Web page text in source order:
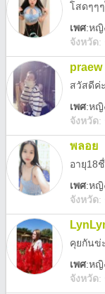
โสดๆๆ
เพศ:หญิ
จังหวัด:
praew
สวัสดีค่
เพศ:หญิ
จังหวัด:
พลอย
อายุ18
เพศ:หญิ
จังหวัด:
คุยกันข่
เพศ:หญิ
จังหวัด: